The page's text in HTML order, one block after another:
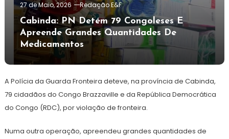
27 de Maio, 2026
Redação E&F
Cabinda: PN Detém 79 Congoleses E
Apreende Grandes Quantidades De
Medicamentos
A Polícia da Guarda Fronteira deteve, na província de Cabinda,
79 cidadãos do Congo Brazzaville e da República Democrática
do Congo (RDC), por violação de fronteira.
Numa outra operação, apreendeu grandes quantidades de